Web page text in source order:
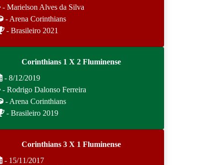
- Marielson Alves da Silva
- Arena Corinthians
- Brasileiro 2021
Corinthians 1 X 2 Fluminense
- 8/12/2019
- Rodrigo Dalonso Ferreira
- Arena Corinthians
- Brasileiro 2019
Corinthians 3 X 1 Fluminense
- 15/11/2017